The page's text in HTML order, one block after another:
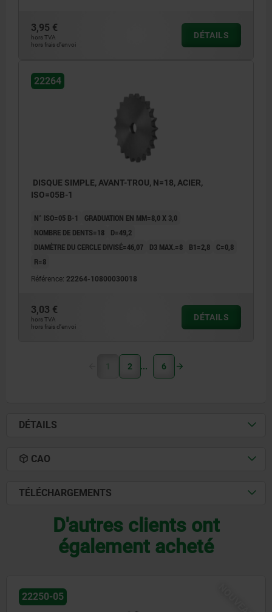
3,95 €
hors TVA
hors frais d’envoi
DÉTAILS
22264
DISQUE SIMPLE, AVANT-TROU, N=18, ACIER,
ISO=05B-1
N° ISO=05 B-1
GRADUATION EN MM=8,0 X 3,0
NOMBRE DE DENTS=18
D=49,2
DIAMÈTRE DU CERCLE DIVISÉ=46,07
D3 MAX.=8 B1=2,8
C=0,8
R=8
Référence: 22264-10800030018
3,03 €
hors TVA
hors frais d’envoi
DÉTAILS
1 2 6
DÉTAILS
CAO
TÉLÉCHARGEMENTS
D'autres clients ont
également acheté
22250-05